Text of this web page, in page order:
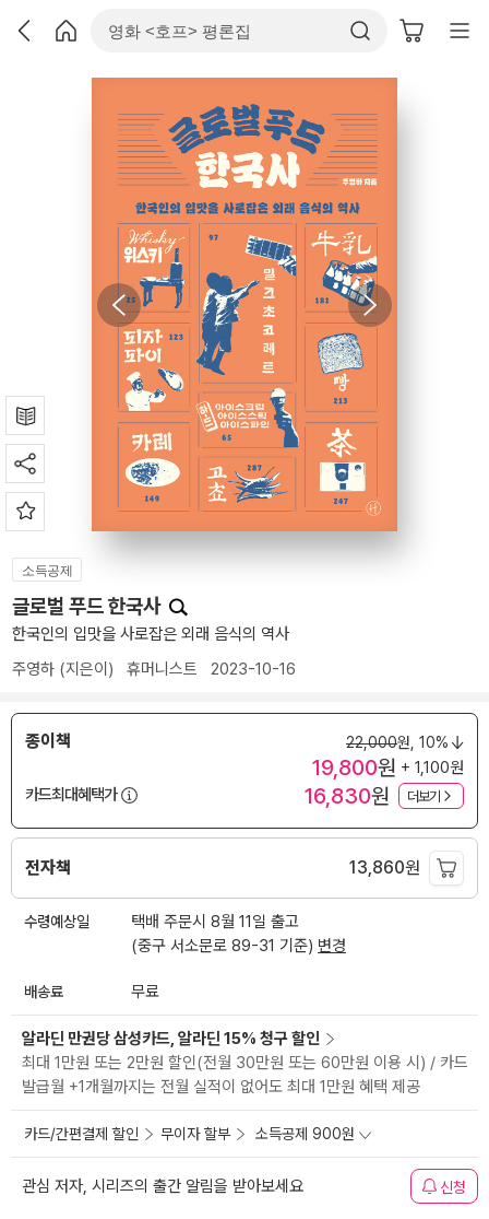
소득공제
글로벌 푸드 한국사
한국인의 입맛을 사로잡은 외래 음식의 역사
주영하 (지은이) 휴머니스트 2023-10-16
종이책 22,000원, 10%
19,800원 + 1,100원
카드최대혜택가
16,830원 더보기
전자책 13,860원
수령예상일
택배 주문시 8월 11일 출고
(중구 서소문로 89-31 기준) 변경
배송료 무료
알라딘 만권당 삼성카드, 알라딘 15% 청구 할인
최대 1만원 또는 2만원 할인(전월 30만원 또는 60만원 이용 시) / 카드
발급월 +1개월까지는 전월 실적이 없어도 최대 1만원 혜택 제공
카드/간편결제 할인 무이자 할부 소득공제 900원
관심 저자, 시리즈의 출간 알림을 받아보세요 신청